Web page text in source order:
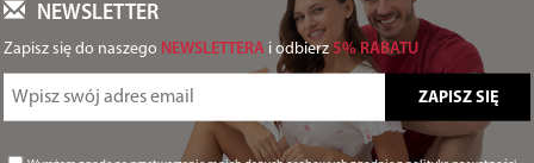
NEWSLETTER
Zapisz się do naszego NEWSLETTERA i odbierz 5% RABATU